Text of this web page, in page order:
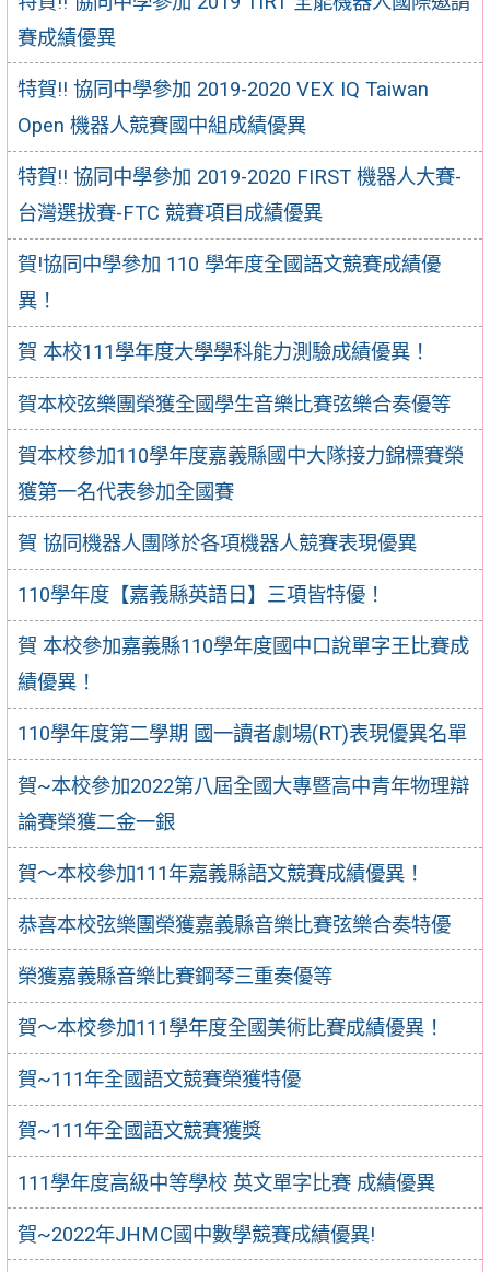
賽成績優異
特賀!! 協同中學參加 2019-2020 VEX IQ Taiwan
Open 機器人競賽國中組成績優異
特賀!! 協同中學參加 2019-2020 FIRST 機器人大賽-
台灣選拔賽-FTC 競賽項目成績優異
賀!協同中學參加 110 學年度全國語文競賽成績優
異！
賀 本校111學年度大學學科能力測驗成績優異！
賀本校弦樂團榮獲全國學生音樂比賽弦樂合奏優等
賀本校參加110學年度嘉義縣國中大隊接力錦標賽榮
獲第一名代表參加全國賽
賀 協同機器人團隊於各項機器人競賽表現優異
110學年度【嘉義縣英語日】三項皆特優！
賀 本校參加嘉義縣110學年度國中口說單字王比賽成
績優異！
110學年度第二學期 國一讀者劇場(RT)表現優異名單
賀~本校參加2022第八屆全國大專暨高中青年物理辯
論賽榮獲二金一銀
賀～本校參加111年嘉義縣語文競賽成績優異！
恭喜本校弦樂團榮獲嘉義縣音樂比賽弦樂合奏特優
榮獲嘉義縣音樂比賽鋼琴三重奏優等
賀～本校參加111學年度全國美術比賽成績優異！
賀~111年全國語文競賽榮獲特優
賀~111年全國語文競賽獲獎
111學年度高級中等學校 英文單字比賽 成績優異
賀~2022年JHMC國中數學競賽成績優異!